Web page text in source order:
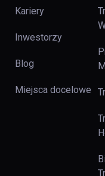
Kariery
Inwestorzy
Blog
Miejsca docelowe